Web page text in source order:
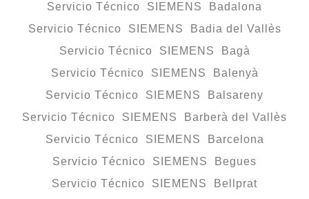
Servicio Técnico SIEMENS Badalona
Servicio Técnico SIEMENS Badia del Vallès
Servicio Técnico SIEMENS Bagà
Servicio Técnico SIEMENS Balenyà
Servicio Técnico SIEMENS Balsareny
Servicio Técnico SIEMENS Barberà del Vallès
Servicio Técnico SIEMENS Barcelona
Servicio Técnico SIEMENS Begues
Servicio Técnico SIEMENS Bellprat